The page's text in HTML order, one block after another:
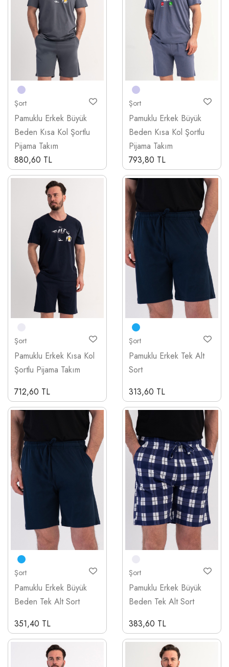
Şort
Pamuklu Erkek Büyük
Beden Kısa Kol Şortlu
Pijama Takım
880,60 TL
Şort
Pamuklu Erkek Büyük
Beden Kısa Kol Şortlu
Pijama Takım
793,80 TL
Şort
Pamuklu Erkek Kısa Kol
Şortlu Pijama Takım
712,60 TL
Şort
Pamuklu Erkek Tek Alt
Sort
313,60 TL
Şort
Pamuklu Erkek Büyük
Beden Tek Alt Sort
351,40 TL
Şort
Pamuklu Erkek Büyük
Beden Tek Alt Sort
383,60 TL